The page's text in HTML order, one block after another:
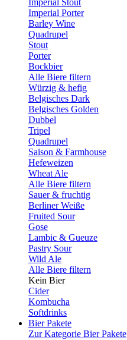
Imperial Stout
Imperial Porter
Barley Wine
Quadrupel
Stout
Porter
Bockbier
Alle Biere filtern
Würzig & hefig
Belgisches Dark
Belgisches Golden
Dubbel
Tripel
Quadrupel
Saison & Farmhouse
Hefeweizen
Wheat Ale
Alle Biere filtern
Sauer & fruchtig
Berliner Weiße
Fruited Sour
Gose
Lambic & Gueuze
Pastry Sour
Wild Ale
Alle Biere filtern
Kein Bier
Cider
Kombucha
Softdrinks
Bier Pakete
Zur Kategorie Bier Pakete